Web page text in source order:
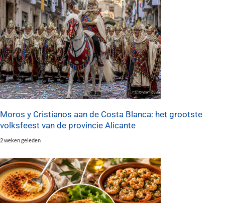
Moros y Cristianos aan de Costa Blanca: het grootste
volksfeest van de provincie Alicante
2 weken geleden